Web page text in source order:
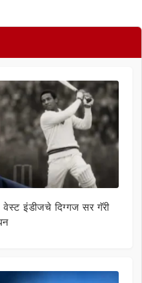
इंडीजचे दिग्गज सर गॅरी